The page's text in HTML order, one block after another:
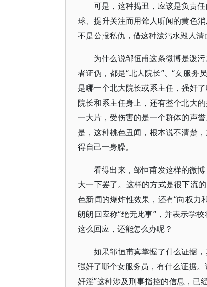
可是，这种揭丑，应该是负责
球、提升关注而用耸人听闻的黄色
不是公报私仇，借这种泼污水毁人清
为什么说邹恒甫这条微博是泼
者证伪，都是“北大院长”、“女服务
是哪一个北大院长或系主任，强奸
院长和系主任身上，还有整个北大
一大片，受伤害的是一个群体的声
是，这种桃色丑闻，根本说不清楚
得自己一身臊。
看得出来，邹恒甫发这样的微
大一下罢了。这样的方式是很下流
色新闻的爆炸性效果，还有“向权力
朗朗回应称“绝无此事”，并表示学
这么回应，还能怎么办呢？
如果邹恒甫真掌握了什么证据
强奸了哪个女服务员，有什么证据
奸淫”这种涉及刑事指控的信息，已